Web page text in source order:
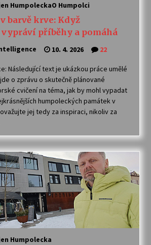
HumpoleckaO Humpolci
barvě krve: Když
příběhy a pomáhá
10. 4. 2026 22
Následující text je ukázkou práce umělé
o zprávu o skutečně plánované
cvičení na téma, jak by mohl vypadat
humpoleckých památek v
jej tedy za inspiraci, nikoliv za
Humpolecka